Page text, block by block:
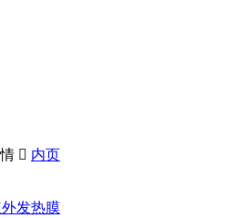
 内页
发热膜